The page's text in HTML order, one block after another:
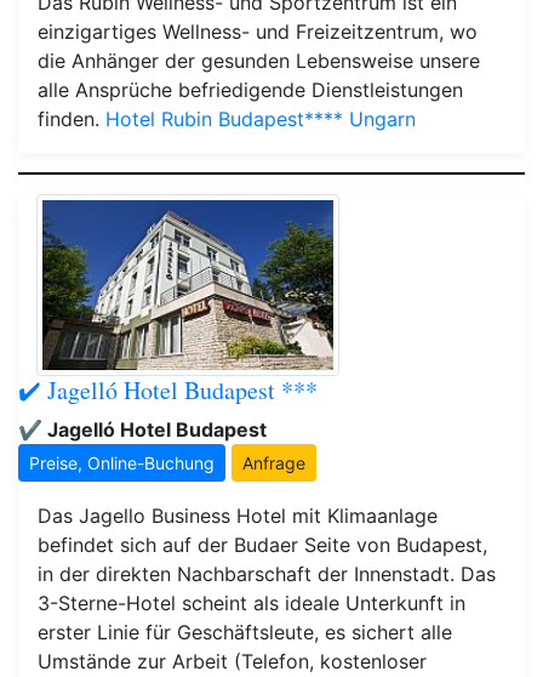
einzigartiges Wellness- und Freizeitzentrum, wo
die Anhänger der gesunden Lebensweise unsere
alle Ansprüche befriedigende Dienstleistungen
finden. Hotel Rubin Budapest**** Ungarn
✔️ Jagelló Hotel Budapest ***
✔️ Jagelló Hotel Budapest
Preise, Online-Buchung Anfrage
Das Jagello Business Hotel mit Klimaanlage
befindet sich auf der Budaer Seite von Budapest,
in der direkten Nachbarschaft der Innenstadt. Das
3-Sterne-Hotel scheint als ideale Unterkunft in
erster Linie für Geschäftsleute, es sichert alle
Umstände zur Arbeit (Telefon, kostenloser